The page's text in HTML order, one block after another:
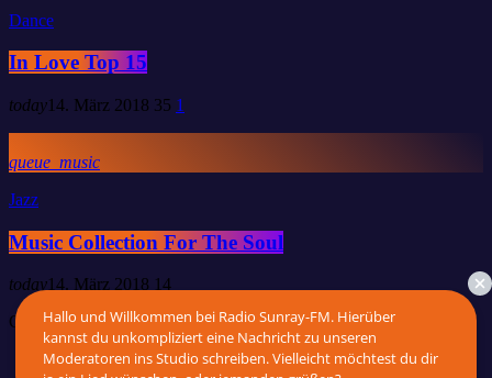
Dance
In Love Top 15
today14. März 2018 35 1
queue_music
Jazz
Music Collection For The Soul
today14. März 2018 14
Copyright 2026 by Radio Sunray-FM
Home
Hallo und Willkommen bei Radio Sunray-FM. Hierüber
kannst du unkompliziert eine Nachricht zu unseren
Moderatoren ins Studio schreiben. Vielleicht möchtest du dir